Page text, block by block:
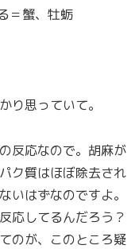
＝蟹、牡蛎
り思っていて。
反応なので。胡麻が
ク質はほぼ除去され
いはずなのですよ。
応してるんだろう？
のが、このところ疑